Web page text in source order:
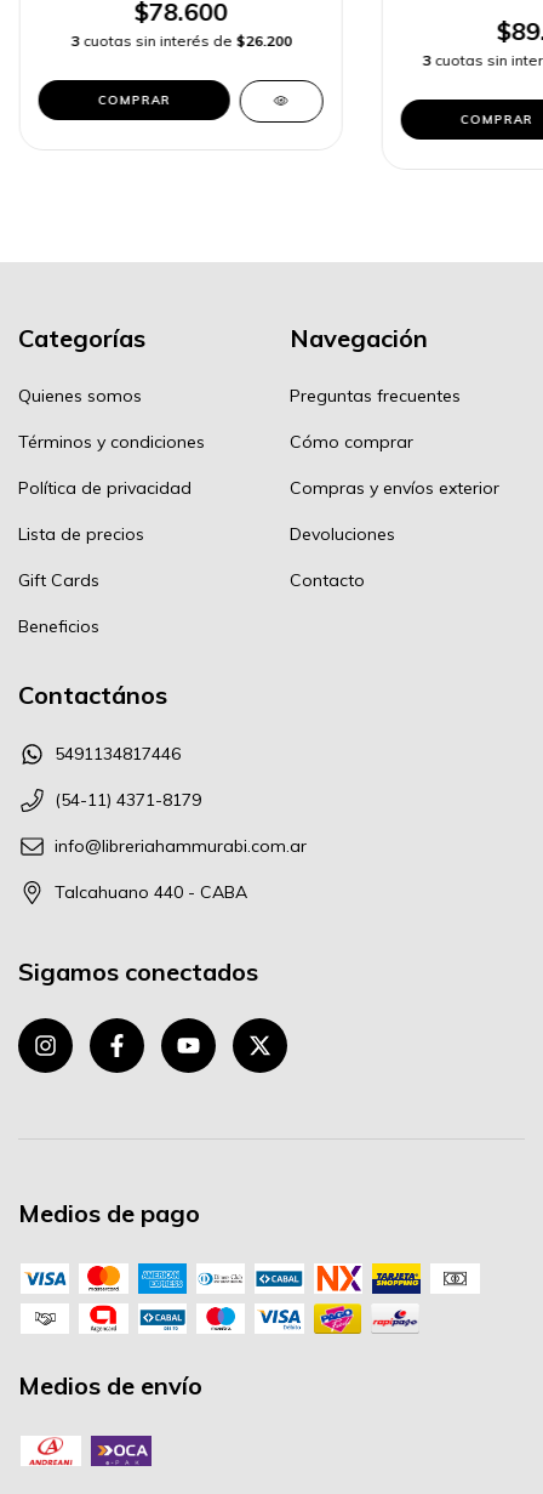
$78.600
3 cuotas sin interés de $26.200
COMPRAR
3 cuotas sin
COMPRAR
Categorías
Quienes somos
Términos y condiciones
Política de privacidad
Lista de precios
Gift Cards
Beneficios
Navegación
Preguntas frecuentes
Cómo comprar
Compras y envíos exterior
Devoluciones
Contacto
Contactános
5491134817446
(54-11) 4371-8179
info@libreriahammurabi.com.ar
Talcahuano 440 - CABA
Sigamos conectados
Medios de pago
Medios de envío